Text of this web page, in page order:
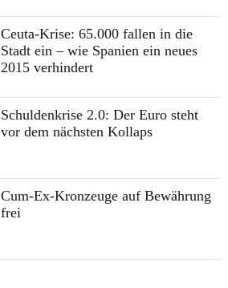
Ceuta-Krise: 65.000 fallen in die
Stadt ein – wie Spanien ein neues
2015 verhindert
Schuldenkrise 2.0: Der Euro steht
vor dem nächsten Kollaps
Cum-Ex-Kronzeuge auf Bewährung
frei